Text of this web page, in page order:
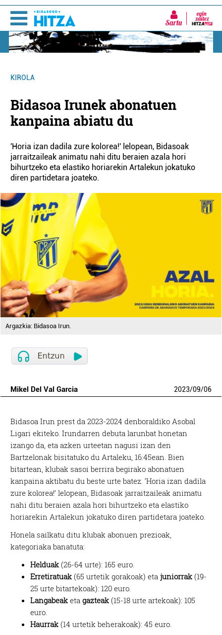
Sartu
KIROLA
Bidasoa Irunek abonatuen
kanpaina abiatu du
'Horia izan dadila zure kolorea!' lelopean, Bidasoak
jarraitzaileak animatu nahi ditu beraien azala hori
bihurtzeko eta elastiko horiarekin Artalekun jokatuko
diren partidetara joateko.
Argazkia: Bidasoa Irun.
Mikel Del Val Garcia 2023/09/06
Bidasoa Irun prest da 2023-2024 denboraldiko Asobal
Ligari ekiteko. Irundarren debuta larunbat honetan
izango da, eta azken urteetan nagusi izan den
Bartzelonak bisitatuko du Artaleku, 16:45ean. Bien
bitartean, klubak sasoi berrira begirako abonatuen
kanpaina aktibatu du beste urte batez. ‘Horia izan dadila
zure kolorea!’ lelopean, Bidasoak jarraitzaileak animatu
nahi ditu beraien azala hori bihurtzeko eta elastiko
horiarekin Artalekun jokatuko diren partidetara joateko.
Honela sailkatu ditu klubak abonuen prezioak,
kategoriaka banatuta:
Helduak (26-64 urte): 165 euro.
Erretiratuak (65 urtetik gorakoak) eta juniorrak (19-
25 urte bitartekoak): 120 euro.
Langabeak etagazteak (15-18 urte artekoak): 105
euro.
Haurrak (14 urtetik beherakoak): 45 euro.